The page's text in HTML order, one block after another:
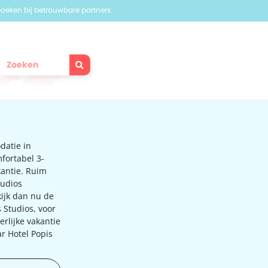
bij betrouwbare partners
in
3-
Ruim
dan nu de
Studios, voor
vakantie
Hotel Popis